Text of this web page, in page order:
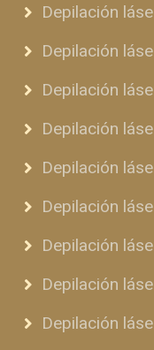
Depilación
Depilación
Depilación
Depilación
Depilación
Depilación
Depilación
Depilación
Depilación